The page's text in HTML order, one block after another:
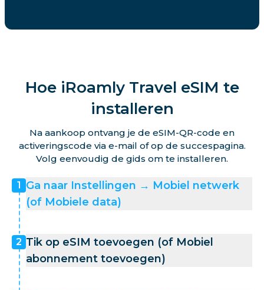
Hoe iRoamly Travel eSIM te
installeren
Na aankoop ontvang je de eSIM-QR-code en
activeringscode via e-mail of op de succespagina.
Volg eenvoudig de gids om te installeren.
1 Ga naar Instellingen → Mobiel netwerk
(of Mobiele data)
2 Tik op eSIM toevoegen (of Mobiel
abonnement toevoegen)